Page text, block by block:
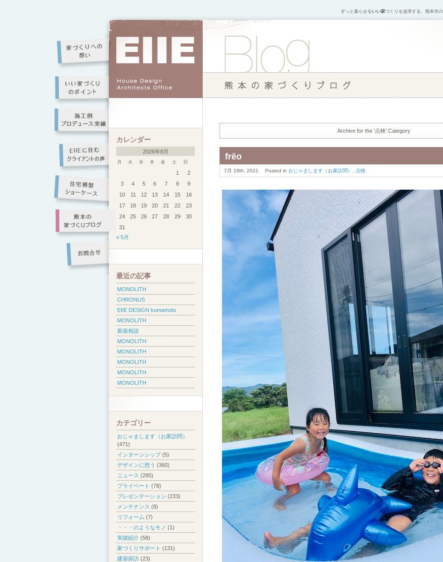
ずっと暮らせるいい家づくりを追求する、熊本市
Archive for the ‘点検’ Category
frēo
7月 19th, 2021 Posted in おじゃまします（お家訪問） 点検
カレンダー
2026年8月
月 火 水 木 金 土 日
1
2
3
4 5 6 7 8
9
10
11 12 13 14 15
16
17
18 19 20 21 22
23
24
25 26 27 28 29
30
31
« 5月
最近の記事
MONOLITH
CHRONUS
EIIE DESIGN kumamoto
MONOLITH
新築相談
MONOLITH
MONOLITH
MONOLITH
MONOLITH
MONOLITH
カテゴリー
おじゃまします（お家訪問）
(471)
インターンシップ(5)
デザインに想う (360)
ニュース (285)
プライベート (78)
プレゼンテーション (233)
メンテナンス (8)
リフォーム (7)
・・・のようなモノ (1)
実績紹介 (58)
家づくりサポート (131)
建築探訪 (23)